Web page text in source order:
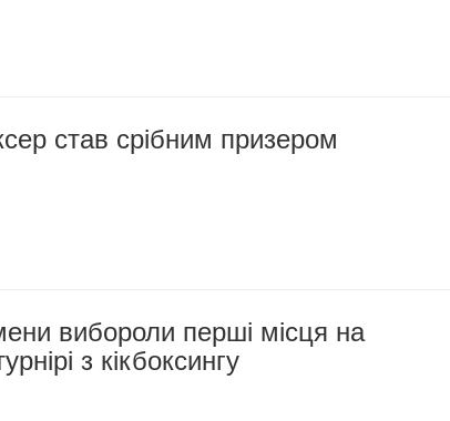
став срібним призером
вибороли перші місця на
з кікбоксингу